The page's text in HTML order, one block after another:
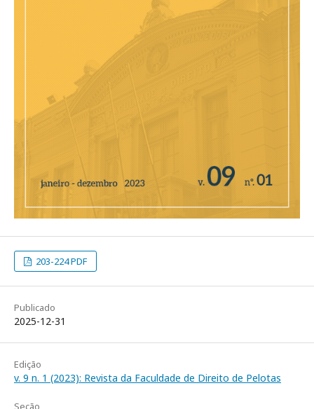
203-224 PDF
Publicado
2025-12-31
Edição
v. 9 n. 1 (2023): Revista da Faculdade de Direito de Pelotas
Seção